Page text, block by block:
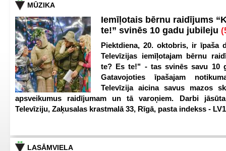
MŪZIKA
Iemīļotais bērnu raidījums
te!” svinēs 10 gadu jubileju
Piektdiena, 20. oktobris, ir īpaša
Televīzijas iemīļotajam bērnu
te? Es te!" - tas svinēs savu 10
Gatavojoties īpašajam
Televīzija aicina savus mazos
apsveikumus raidījumam un tā varoņiem. Darbi
Televīziju, Zaķusalas krastmalā 33, Rīgā, pasta indekss -
LASĀMVIELA